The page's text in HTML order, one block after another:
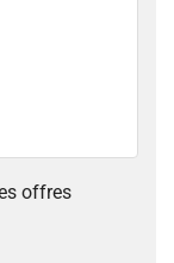
offres